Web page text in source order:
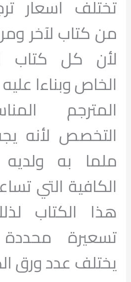
تختلف اسعار
من كتاب لآخر
لأن كل كتاب
الخاص وبناءا
المترجم
التخصص لأنه
ملما به
الكافية التي
هذا الكتاب
تسعيرة
يختلف عدد ورق